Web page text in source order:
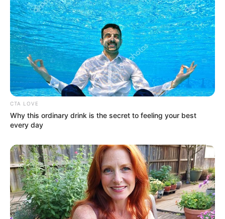
CTA LOVE
Why this ordinary drink is the secret to feeling your best
every day